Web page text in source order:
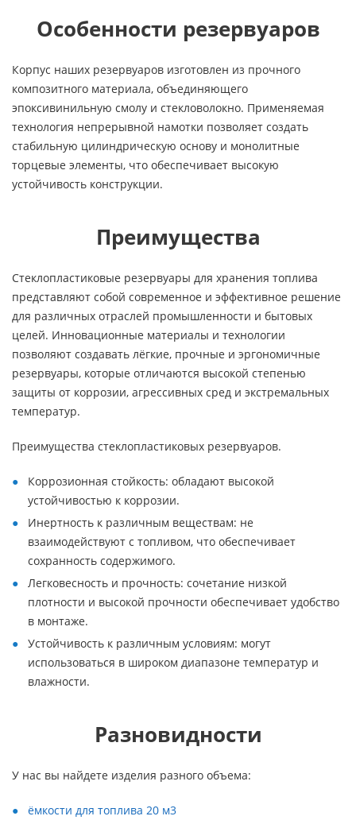
Особенности резервуаров
Корпус наших резервуаров изготовлен из прочного
композитного материала, объединяющего
эпоксивинильную смолу и стекловолокно. Применяемая
технология непрерывной намотки позволяет создать
стабильную цилиндрическую основу и монолитные
торцевые элементы, что обеспечивает высокую
устойчивость конструкции.
Преимущества
Стеклопластиковые резервуары для хранения топлива
представляют собой современное и эффективное решение
для различных отраслей промышленности и бытовых
целей. Инновационные материалы и технологии
позволяют создавать лёгкие, прочные и эргономичные
резервуары, которые отличаются высокой степенью
защиты от коррозии, агрессивных сред и экстремальных
температур.
Преимущества стеклопластиковых резервуаров.
Коррозионная стойкость: обладают высокой
устойчивостью к коррозии.
Инертность к различным веществам: не
взаимодействуют с топливом, что обеспечивает
сохранность содержимого.
Легковесность и прочность: сочетание низкой
плотности и высокой прочности обеспечивает удобство
в монтаже.
Устойчивость к различным условиям: могут
использоваться в широком диапазоне температур и
влажности.
Разновидности
У нас вы найдете изделия разного объема:
ёмкости для топлива 20 м3